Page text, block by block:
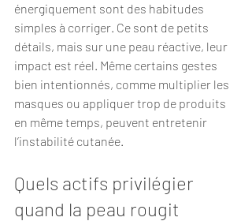
énergiquement sont des habitudes
simples à corriger. Ce sont de petits
détails, mais sur une peau réactive, leur
impact est réel. Même certains gestes
bien intentionnés, comme multiplier les
masques ou appliquer trop de produits
en même temps, peuvent entretenir
l’instabilité cutanée.
Quels actifs privilégier
quand la peau rougit